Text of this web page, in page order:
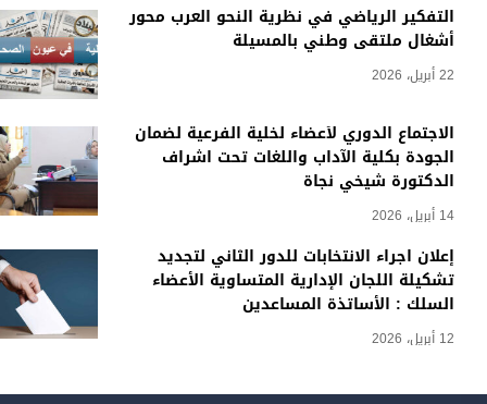
التفكير الرياضي في نظرية النحو العرب محور
أشغال ملتقى وطني بالمسيلة
22 أبريل، 2026
الاجتماع الدوري لأعضاء لخلية الفرعية لضمان
الجودة بكلية الآداب واللغات تحت اشراف
الدكتورة شيخي نجاة
14 أبريل، 2026
إعلان اجراء الانتخابات للدور الثاني لتجديد
تشكيلة اللجان الإدارية المتساوية الأعضاء
السلك : الأساتذة المساعدين
12 أبريل، 2026